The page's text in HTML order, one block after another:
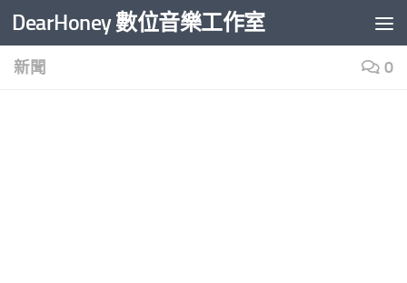
Skip to content
DearHoney 數位音樂工作室
新聞 0